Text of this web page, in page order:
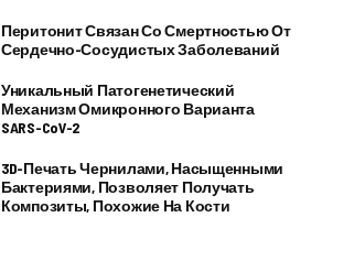
Перитонит Связан Со Смертностью От
Сердечно-Сосудистых Заболеваний
Уникальный Патогенетический
Механизм Омикронного Варианта
SARS-CoV-2
3D-Печать Чернилами, Насыщенными
Бактериями, Позволяет Получать
Композиты, Похожие На Кости